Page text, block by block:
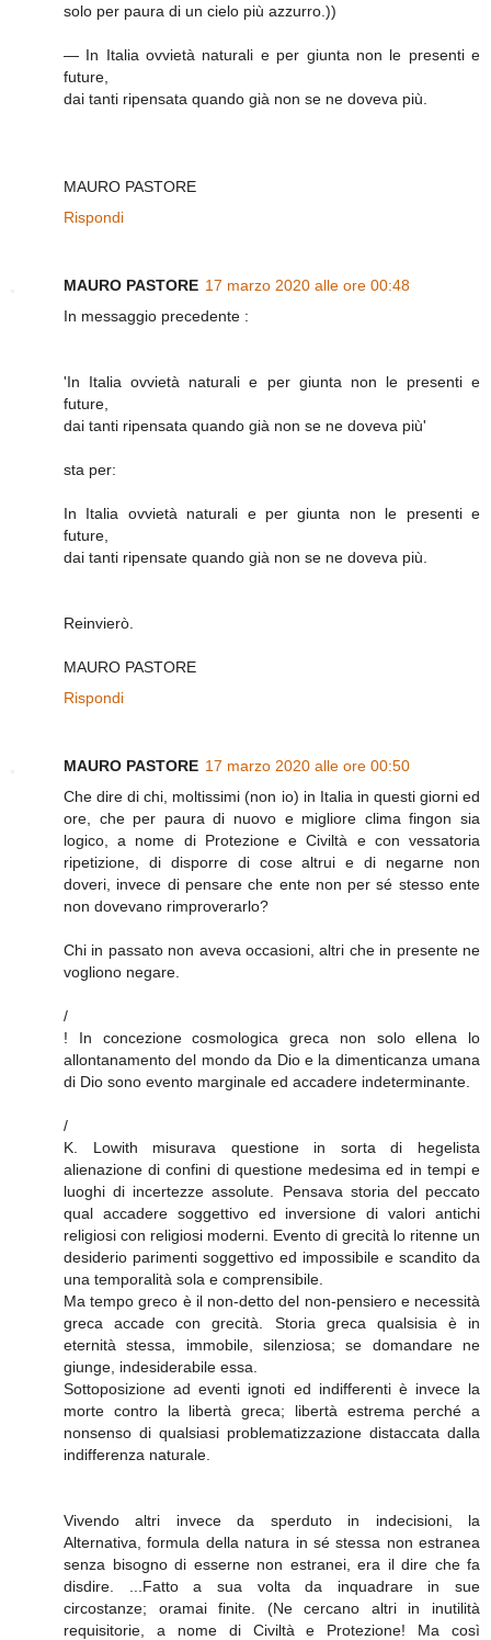
solo per paura di un cielo più azzurro.))
— In Italia ovvietà naturali e per giunta non le presenti e
future,
dai tanti ripensata quando già non se ne doveva più.
MAURO PASTORE
Rispondi
MAURO PASTORE 17 marzo 2020 alle ore 00:48
In messaggio precedente :
'In Italia ovvietà naturali e per giunta non le presenti e
future,
dai tanti ripensata quando già non se ne doveva più'
sta per:
In Italia ovvietà naturali e per giunta non le presenti e
future,
dai tanti ripensate quando già non se ne doveva più.
Reinvierò.
MAURO PASTORE
Rispondi
MAURO PASTORE 17 marzo 2020 alle ore 00:50
Che dire di chi, moltissimi (non io) in Italia in questi giorni ed
ore, che per paura di nuovo e migliore clima fingon sia
logico, a nome di Protezione e Civiltà e con vessatoria
ripetizione, di disporre di cose altrui e di negarne non
doveri, invece di pensare che ente non per sé stesso ente
non dovevano rimproverarlo?
Chi in passato non aveva occasioni, altri che in presente ne
vogliono negare.
/
! In concezione cosmologica greca non solo ellena lo
allontanamento del mondo da Dio e la dimenticanza umana
di Dio sono evento marginale ed accadere indeterminante.
/
K. Lowith misurava questione in sorta di hegelista
alienazione di confini di questione medesima ed in tempi e
luoghi di incertezze assolute. Pensava storia del peccato
qual accadere soggettivo ed inversione di valori antichi
religiosi con religiosi moderni. Evento di grecità lo ritenne un
desiderio parimenti soggettivo ed impossibile e scandito da
una temporalità sola e comprensibile.
Ma tempo greco è il non-detto del non-pensiero e necessità
greca accade con grecità. Storia greca qualsisia è in
eternità stessa, immobile, silenziosa; se domandare ne
giunge, indesiderabile essa.
Sottoposizione ad eventi ignoti ed indifferenti è invece la
morte contro la libertà greca; libertà estrema perché a
nonsenso di qualsiasi problematizzazione distaccata dalla
indifferenza naturale.
Vivendo altri invece da sperduto in indecisioni, la
Alternativa, formula della natura in sé stessa non estranea
senza bisogno di esserne non estranei, era il dire che fa
disdire. ...Fatto a sua volta da inquadrare in sue
circostanze; oramai finite. (Ne cercano altri in inutilità
requisitorie, a nome di Civiltà e Protezione! Ma così